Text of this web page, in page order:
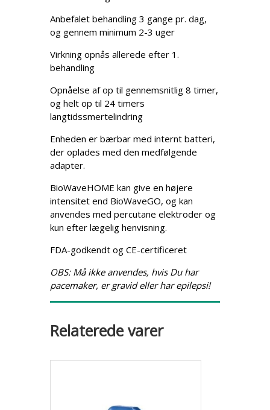
Anbefalet behandling 3 gange pr. dag,
og gennem minimum 2-3 uger
Virkning opnås allerede efter 1.
behandling
Opnåelse af op til gennemsnitlig 8 timer,
og helt op til 24 timers
langtidssmertelindring
Enheden er bærbar med internt batteri,
der oplades med den medfølgende
adapter.
BioWaveHOME kan give en højere
intensitet end BioWaveGO, og kan
anvendes med percutane elektroder og
kun efter lægelig henvisning.
FDA-godkendt og CE-certificeret
OBS: Må ikke anvendes, hvis Du har
pacemaker, er gravid eller har epilepsi!
Relaterede varer